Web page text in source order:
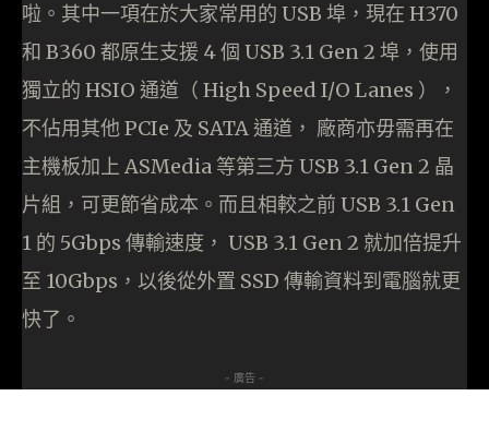
啦。其中一項在於大家常用的 USB 埠，現在 H370
和 B360 都原生支援 4 個 USB 3.1 Gen 2 埠，使用
獨立的 HSIO 通道（ High Speed I/O Lanes ），
不佔用其他 PCIe 及 SATA 通道， 廠商亦毋需再在
主機板加上 ASMedia 等第三方 USB 3.1 Gen 2 晶
片組，可更節省成本。而且相較之前 USB 3.1 Gen
1 的 5Gbps 傳輸速度， USB 3.1 Gen 2 就加倍提升
至 10Gbps，以後從外置 SSD 傳輸資料到電腦就更
快了。
- 廣告 -